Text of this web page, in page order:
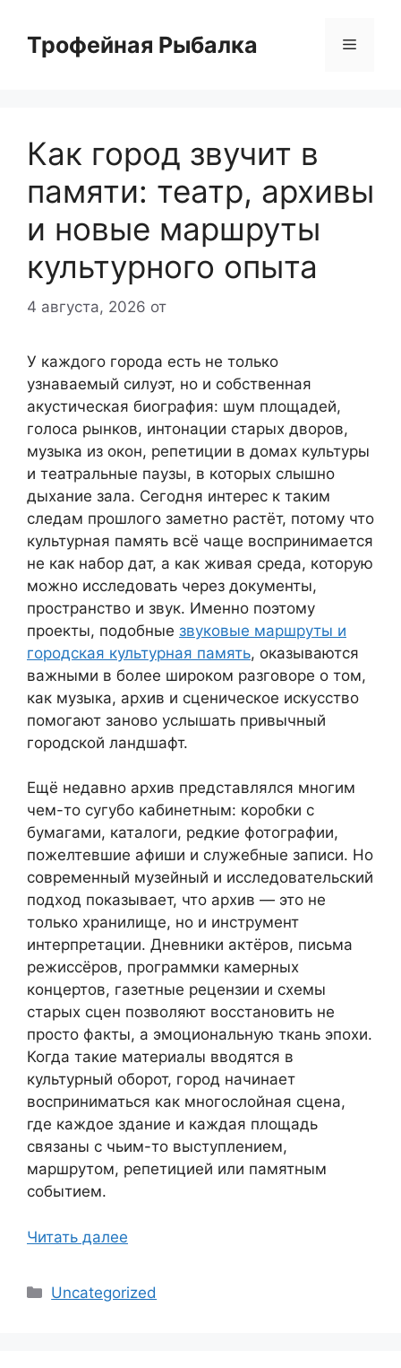
содержимому
Трофейная Рыбалка Меню
Как город звучит в
памяти: театр, архивы
и новые маршруты
культурного опыта
4 августа, 2026 от
У каждого города есть не только
узнаваемый силуэт, но и собственная
акустическая биография: шум площадей,
голоса рынков, интонации старых дворов,
музыка из окон, репетиции в домах культуры
и театральные паузы, в которых слышно
дыхание зала. Сегодня интерес к таким
следам прошлого заметно растёт, потому что
культурная память всё чаще воспринимается
не как набор дат, а как живая среда, которую
можно исследовать через документы,
пространство и звук. Именно поэтому
проекты, подобные звуковые маршруты и
городская культурная память, оказываются
важными в более широком разговоре о том,
как музыка, архив и сценическое искусство
помогают заново услышать привычный
городской ландшафт.
Ещё недавно архив представлялся многим
чем-то сугубо кабинетным: коробки с
бумагами, каталоги, редкие фотографии,
пожелтевшие афиши и служебные записи. Но
современный музейный и исследовательский
подход показывает, что архив — это не
только хранилище, но и инструмент
интерпретации. Дневники актёров, письма
режиссёров, программки камерных
концертов, газетные рецензии и схемы
старых сцен позволяют восстановить не
просто факты, а эмоциональную ткань эпохи.
Когда такие материалы вводятся в
культурный оборот, город начинает
восприниматься как многослойная сцена,
где каждое здание и каждая площадь
связаны с чьим-то выступлением,
маршрутом, репетицией или памятным
событием.
Читать далее
Рубрики
Uncategorized